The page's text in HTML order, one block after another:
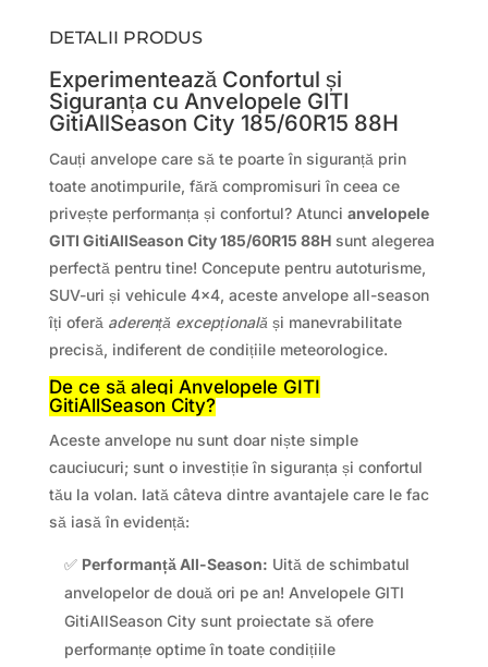
DETALII PRODUS
Experimentează Confortul și
Siguranța cu Anvelopele GITI
GitiAllSeason City 185/60R15 88H
Cauți anvelope care să te poarte în siguranță prin
toate anotimpurile, fără compromisuri în ceea ce
privește performanța și confortul? Atunci anvelopele
GITI GitiAllSeason City 185/60R15 88Hsunt alegerea
perfectă pentru tine! Concepute pentru autoturisme,
SUV-uri și vehicule 4×4, aceste anvelope all-season
îți oferă aderență excepțională și manevrabilitate
precisă, indiferent de condițiile meteorologice.
De ce să alegi Anvelopele GITI
GitiAllSeason City?
Aceste anvelope nu sunt doar niște simple
cauciucuri; sunt o investiție în siguranța și confortul
tău la volan. Iată câteva dintre avantajele care le fac
să iasă în evidență:
✅ Performanță All-Season: Uită de schimbatul
anvelopelor de două ori pe an! Anvelopele GITI
GitiAllSeason City sunt proiectate să ofere
performanțe optime în toate condițiile